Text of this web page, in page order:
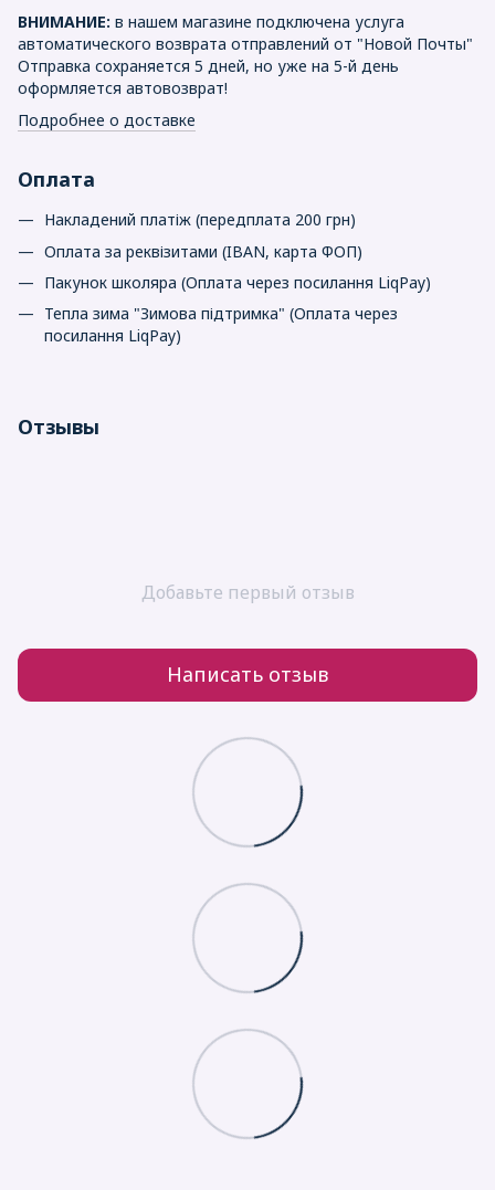
ВНИМАНИЕ: в нашем магазине подключена услуга
автоматического возврата отправлений от "Новой Почты"
Отправка сохраняется 5 дней, но уже на 5-й день
оформляется автовозврат!
Подробнее о доставке
Оплата
Накладений платіж (передплата 200 грн)
Оплата за реквізитами (IBAN, карта ФОП)
Пакунок школяра (Оплата через посилання LiqPay)
Тепла зима "Зимова підтримка" (Оплата через
посилання LiqPay)
Отзывы
Добавьте первый отзыв
Написать отзыв